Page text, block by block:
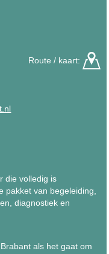
Route / kaart:
die volledig is
pakket van begeleiding,
diagnostiek en
als het gaat om